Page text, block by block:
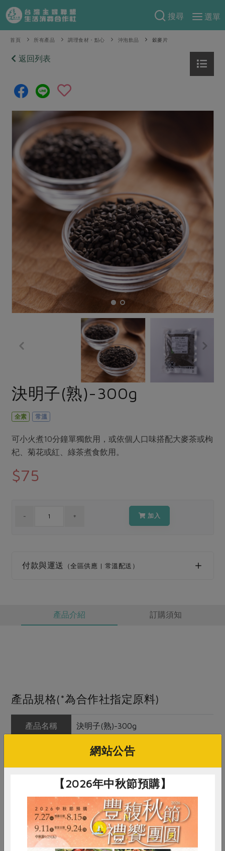
搜尋
選單
產品分類
當季蔬果
芽苗類
辛香料類
奶蛋豆・五穀
蛋 乳製品
豆製品 米麵雜糧
肉品・水產
水產
調理食材・點心
調味醬料/南北貨 烘焙
休閒零嘴 沖泡飲品
個人清潔
家庭清潔 織品
日用品
食譜料理
食材
肉食
海鮮
常備菜
湯品．鍋物
主題食譜
養身食補
特別企畫
預購活動
把最好的台灣味帶回家！
防災用品預購圓滿結束
2026年端午節預購圓滿結束
更多預購活動
合作25-經典快閃最後一週
合作25-精選產品第四彈
合作25-精選產品第三彈
更多當季產品
主婦聯盟X樂齡網特約優惠案
2024農業發展計畫年度報告
更多議題活動
把最好的台灣味帶回家！
綠主張
觀點文章
主婦食堂 一籃菜真心話
社內大小事 合作聯合國
產品故事 生活提案
親子食育
惜食
非基改運動 支持本土農糧
廢核運動 能源議題
減塑減廢
公益金 食農教育
生活者e週報
綠主張月刊
典藏閱覽室
關於合作社
認識合作社
關於我們
合作社組織
檢驗報告
硝酸鹽檢驗
社員權益
選舉專區
最新消息
媒體報導
下載專區
地區活動
重要公告
首頁 所有產品 調理食材・點心 沖泡飲品 穀麥片
返回列表
決明子(熟)-300g
全素 常溫
可小火煮10分鐘單獨飲用，或依個人口味搭配大麥茶或枸
杞、菊花或紅、綠茶煮食飲用。
$75
加入
付款與運送 （全區供應 | 常溫配送）
產品介紹 訂購須知
產品規格(*為合作社指定原料)
產品名稱 決明子(熟)-300g
集昌股份有限公司
內容物 決明子
保存條件 陰涼乾燥處未開封可保存2年
網站公告
【2026年中秋節預購】